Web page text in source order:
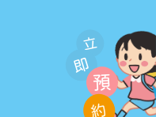
立
即
預
約